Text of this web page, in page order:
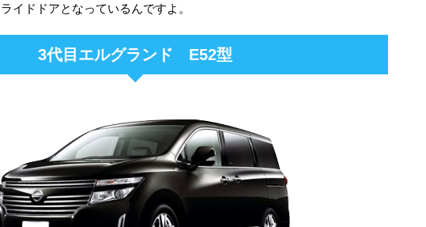
イドドアとなっているんですよ。
3代目エルグランド E52型